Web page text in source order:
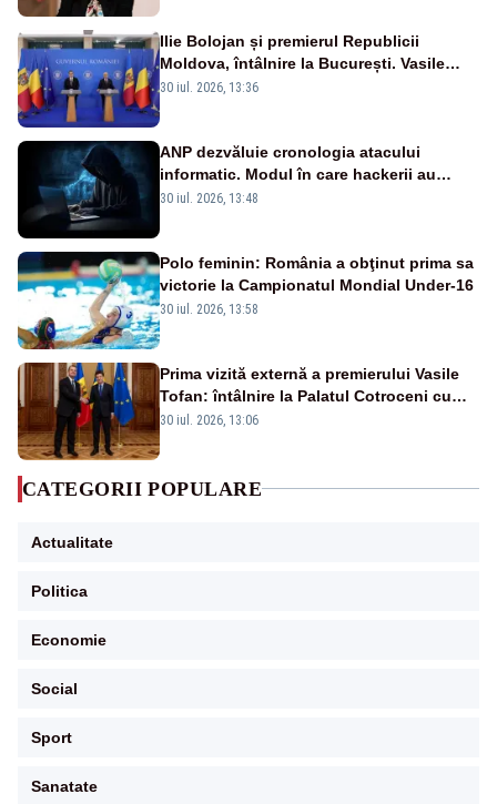
Ilie Bolojan și premierul Republicii
Moldova, întâlnire la București. Vasile
Tofan, primit cu onoruri militare
30 iul. 2026, 13:36
ANP dezvăluie cronologia atacului
informatic. Modul în care hackerii au
pătruns în rețea rămâne necunoscut
30 iul. 2026, 13:48
Polo feminin: România a obţinut prima sa
victorie la Campionatul Mondial Under-16
30 iul. 2026, 13:58
Prima vizită externă a premierului Vasile
Tofan: întâlnire la Palatul Cotroceni cu
președintele Nicușor Dan
30 iul. 2026, 13:06
CATEGORII POPULARE
Actualitate
Politica
Economie
Social
Sport
Sanatate